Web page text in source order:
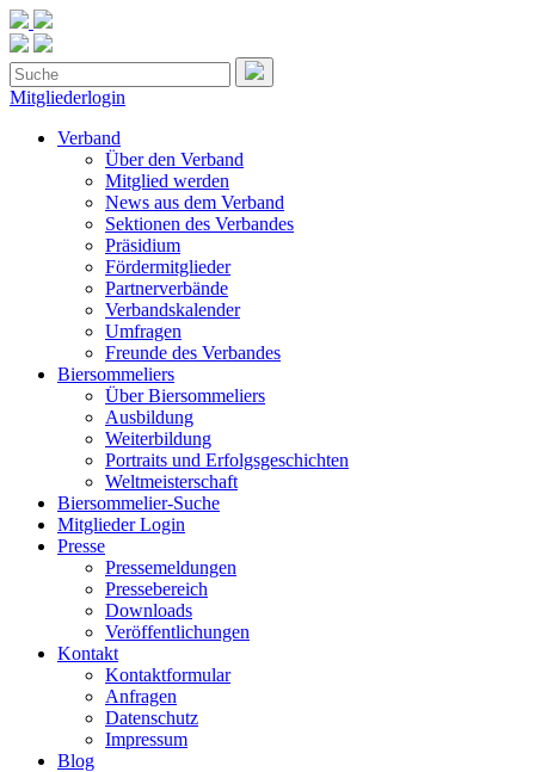
Mitgliederlogin
Verband
Über den Verband
Mitglied werden
News aus dem Verband
Sektionen des Verbandes
Präsidium
Fördermitglieder
Partnerverbände
Verbandskalender
Umfragen
Freunde des Verbandes
Biersommeliers
Über Biersommeliers
Ausbildung
Weiterbildung
Portraits und Erfolgsgeschichten
Weltmeisterschaft
Biersommelier-Suche
Mitglieder Login
Presse
Pressemeldungen
Pressebereich
Downloads
Veröffentlichungen
Kontakt
Kontaktformular
Anfragen
Datenschutz
Impressum
Blog